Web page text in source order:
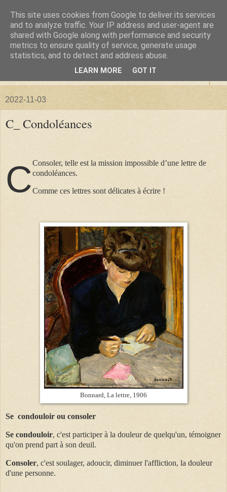
La forêt de Briqueloup
"Nous deviendrons des histoires pour nos enfants"
2022-11-03
C_ Condoléances
CConsoler, telle est la mission impossible d’une lettre de
condoléances.
Comme ces lettres sont délicates à écrire !
Bonnard, La lettre, 1906
Se condouloir ou consoler
Se condouloir, c'est participer à la douleur de quelqu'un, témoigner
qu'on prend part à son deuil.
Consoler, c'est soulager, adoucir, diminuer l'affliction, la douleur
d'une personne.
This site uses cookies from Google to deliver its services
and to analyze traffic. Your IP address and user-agent are
shared with Google along with performance and security
metrics to ensure quality of service, generate usage
statistics, and to detect and address abuse.
LEARN MORE GOT IT